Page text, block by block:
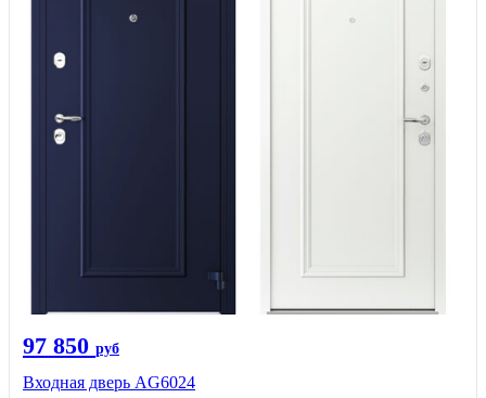
97 850 руб
Входная дверь AG6024